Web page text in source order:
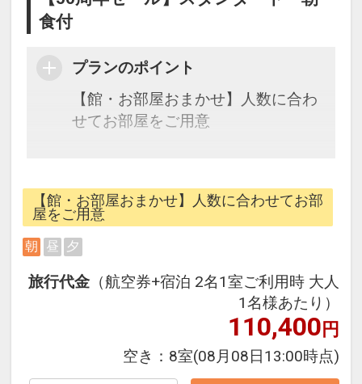
食付
プランのポイント
【館・お部屋おまかせ】人数に合わ
せてお部屋をご用意
・レンタルカートを滞在中1台ご用
意！（広いリゾートの移動はカート
が便利です。※要普通免許証）
★連泊特典★
【2連泊以上】カヌチャチケット付
き！（2連泊で1人1枚、3連泊で1人3
枚、以降1泊増えるごとに+1枚）
※枚数に応じて30種類以上のメニュ
【館・お部屋おまかせ】人数に合わせてお部
屋をご用意
朝 昼 夕
旅行代金 （航空券+宿泊 2名1室ご利用時 大人
1名様あたり）
110,400円
空き： 8室(08月08日13:00時点)